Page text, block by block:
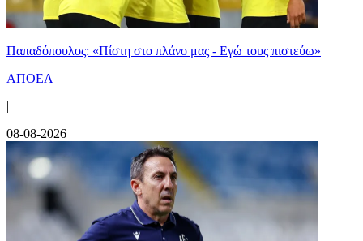
Παπαδόπουλος: «Πίστη στο πλάνο μας - Εγώ τους πιστεύω»
ΑΠΟΕΛ
|
08-08-2026